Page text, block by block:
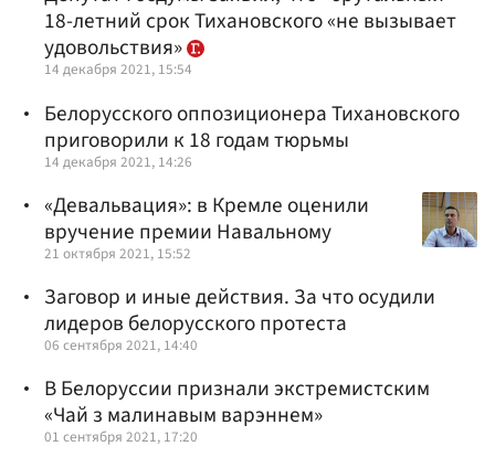
18-летний срок Тихановского «не вызывает
удовольствия»
14 декабря 2021, 15:54
Белорусского оппозиционера Тихановского
приговорили к 18 годам тюрьмы
14 декабря 2021, 14:26
«Девальвация»: в Кремле оценили
вручение премии Навальному
21 октября 2021, 15:52
Заговор и иные действия. За что осудили
лидеров белорусского протеста
06 сентября 2021, 14:40
В Белоруссии признали экстремистским
«Чай з малинавым варэннем»
01 сентября 2021, 17:20